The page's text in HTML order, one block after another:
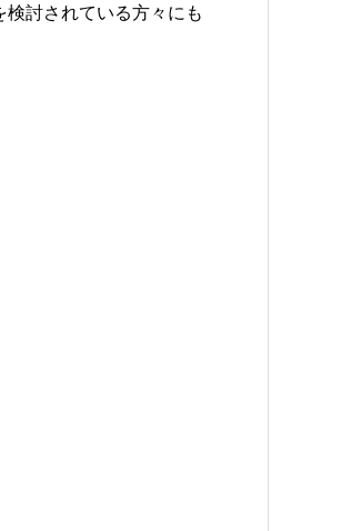
討されている方々にも